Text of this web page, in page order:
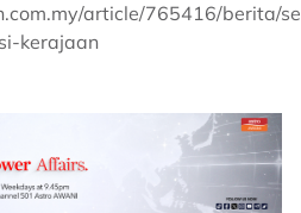
article/765416/berita/
kerajaan